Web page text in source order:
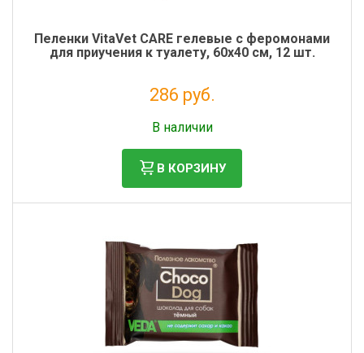
Пеленки VitaVet CARE гелевые с феромонами
для приучения к туалету, 60х40 см, 12 шт.
286 руб.
В наличии
В КОРЗИНУ